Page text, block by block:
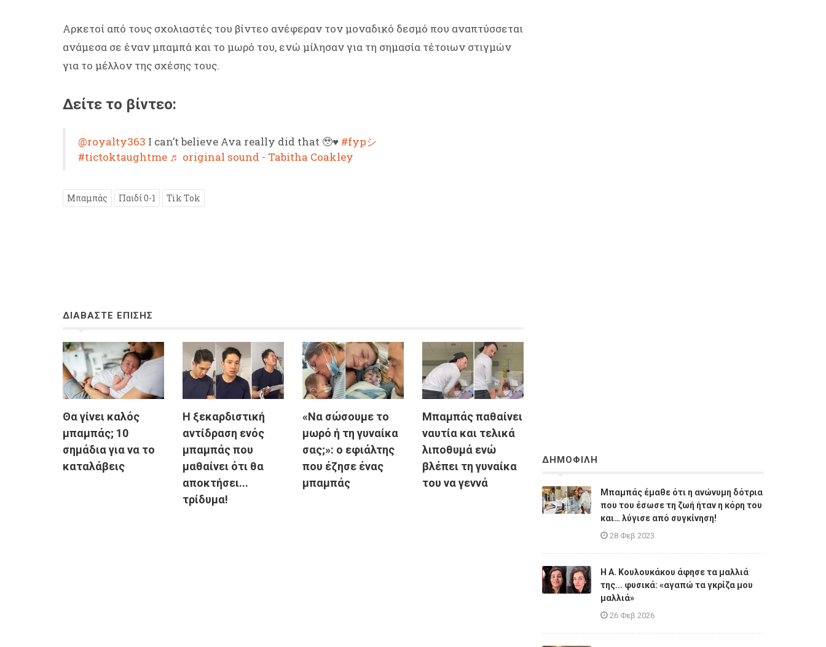
Αρκετοί από τους σχολιαστές του βίντεο ανέφεραν τον μοναδικό δεσμό που αναπτύσσεται
ανάμεσα σε έναν μπαμπά και το μωρό του, ενώ μίλησαν για τη σημασία τέτοιων στιγμών
για το μέλλον της σχέσης τους.
Δείτε το βίντεο:
@royalty363 I can’t believe Ava really did that 🥹♥️ #fypシ
#tictoktaughtme ♬ original sound - Tabitha Coakley
Μπαμπάς Παιδί 0-1 Tik Tok
ΔΙΑΒΑΣΤΕ ΕΠΙΣΗΣ
Θα γίνει καλός
μπαμπάς; 10
σημάδια για να το
καταλάβεις
Η ξεκαρδιστική
αντίδραση ενός
μπαμπάς που
μαθαίνει ότι θα
αποκτήσει...
τρίδυμα!
«Να σώσουμε το
μωρό ή τη γυναίκα
σας;»: ο εφιάλτης
που έζησε ένας
μπαμπάς
Μπαμπάς παθαίνει
ναυτία και τελικά
λιποθυμά ενώ
βλέπει τη γυναίκα
του να γεννά
ΔΗΜΟΦΙΛΗ
Μπαμπάς έμαθε ότι η ανώνυμη δότρια
που του έσωσε τη ζωή ήταν η κόρη του
και… λύγισε από συγκίνηση!
28 Φεβ 2023
Η A. Κουλουκάκου άφησε τα μαλλιά
της... φυσικά: «αγαπώ τα γκρίζα μου
μαλλιά»
26 Φεβ 2026